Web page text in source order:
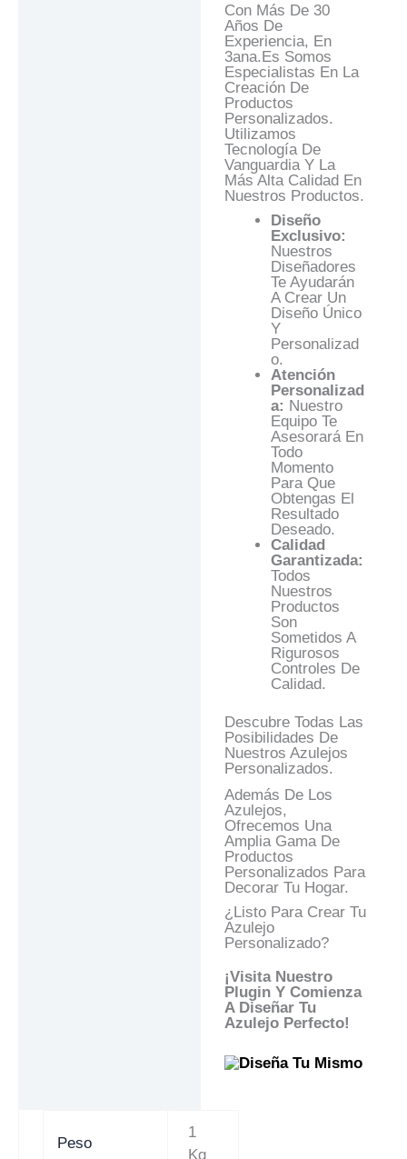
Con Más De 30
Años De
Experiencia, En
3ana.es Somos
Especialistas En La
Creación De
Productos
Personalizados.
Utilizamos
Tecnología De
Vanguardia Y La
Más Alta Calidad En
Nuestros Productos.
Diseño
Exclusivo:
Nuestros
Diseñadores
Te Ayudarán
A Crear Un
Diseño Único
Y
Personalizad
O.
Atención
Personalizad
A: Nuestro
Equipo Te
Asesorará En
Todo
Momento
Para Que
Obtengas El
Resultado
Deseado.
Calidad
Garantizada:
Todos
Nuestros
Productos
Son
Sometidos A
Rigurosos
Controles De
Calidad.
Descubre Todas Las
Posibilidades De
Nuestros Azulejos
Personalizados.
Además De Los
Azulejos,
Ofrecemos Una
Amplia Gama De
Productos
Personalizados Para
Decorar Tu Hogar.
¿Listo Para Crear Tu
Azulejo
Personalizado?
¡Visita Nuestro
Plugin Y Comienza
A Diseñar Tu
Azulejo Perfecto!
Peso
1
Kg